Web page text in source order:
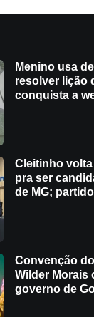
Menino usa
resolver lição
conquista a
Cleitinho
pra ser
de MG;
Convenção
Wilder Morais
governo de